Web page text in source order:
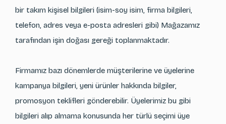
bir takım kişisel bilgileri (isim-soy isim, firma bilgileri,
telefon, adres veya e-posta adresleri gibi) Mağazamız
tarafından işin doğası gereği toplanmaktadır.
Firmamız bazı dönemlerde müşterilerine ve üyelerine
kampanya bilgileri, yeni ürünler hakkında bilgiler,
promosyon teklifleri gönderebilir. Üyelerimiz bu gibi
bilgileri alıp almama konusunda her türlü seçimi üye